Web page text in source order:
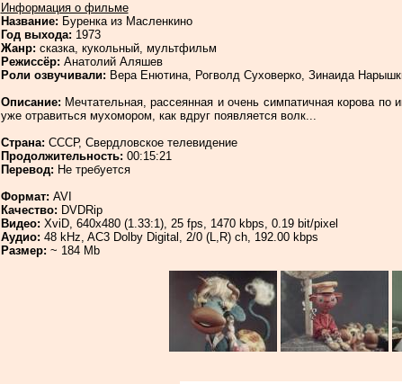
Информация о фильме
Название: Буренка из Масленкино
Год выхода: 1973
Жанр: сказка, кукольный, мультфильм
Режиссёр: Анатолий Аляшев
Роли озвучивали: Вера Енютина, Рогволд Суховерко, Зинаида
Описание: Мечтательная, рассеянная и очень симпатичная корова
уже отравиться мухомором, как вдруг появляется волк...
Страна: СССР, Свердловское телевидение
Продолжительность: 00:15:21
Перевод: Не требуется
Формат: AVI
Качество: DVDRip
Видео: XviD, 640x480 (1.33:1), 25 fps, 1470 kbps, 0.19 bit/pixel
Аудио: 48 kHz, AC3 Dolby Digital, 2/0 (L,R) ch, 192.00 kbps
Размер: ~ 184 Mb